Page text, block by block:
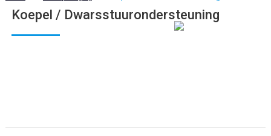
Koepel / Dwarsstuurondersteuning